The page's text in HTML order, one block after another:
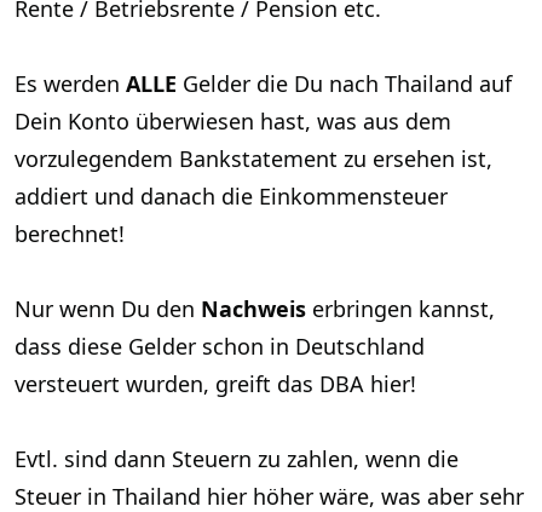
Rente / Betriebsrente / Pension etc.
Es werden ALLE Gelder die Du nach Thailand auf
Dein Konto überwiesen hast, was aus dem
vorzulegendem Bankstatement zu ersehen ist,
addiert und danach die Einkommensteuer
berechnet!
Nur wenn Du den Nachweis erbringen kannst,
dass diese Gelder schon in Deutschland
versteuert wurden, greift das DBA hier!
Evtl. sind dann Steuern zu zahlen, wenn die
Steuer in Thailand hier höher wäre, was aber sehr